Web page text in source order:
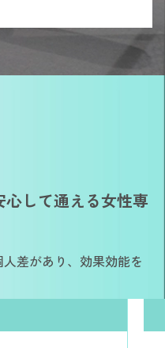
して通える女性専
差があり、効果効能を